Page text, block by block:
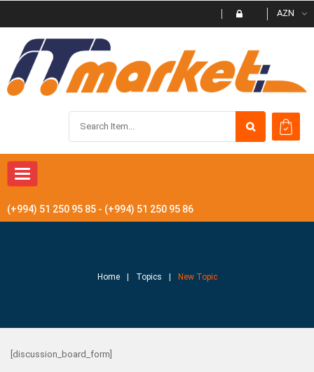
AZN
Toggle navigation
(+994) 51 250 95 85 - (+994) 51 250 95 86
Home Topics New Topic
[discussion_board_form]